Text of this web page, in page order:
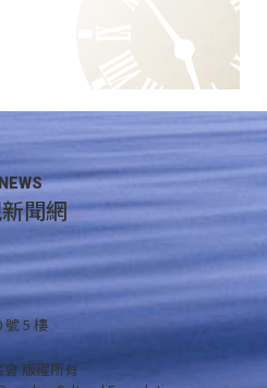
聞網
號 5 樓
版權所有